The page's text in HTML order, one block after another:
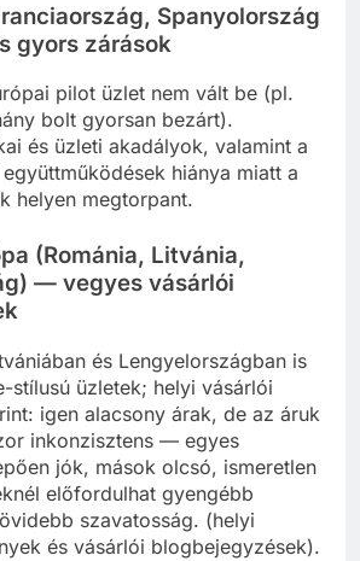
Spanyolország
gyors zárások
pilot üzlet nem vált be (pl.
bolt gyorsan bezárt).
és üzleti akadályok, valamint a
hiánya miatt a
helyen megtorpant.
(Románia, Litvánia,
— vegyes vásárlói
és Lengyelországban is
stílusú üzletek; helyi vásárlói
igen alacsony árak, de az áruk
inkonzisztens — egyes
jók, mások olcsó, ismeretlen
előfordulhat gyengébb
szavatosság. (helyi
és vásárlói blogbejegyzések).